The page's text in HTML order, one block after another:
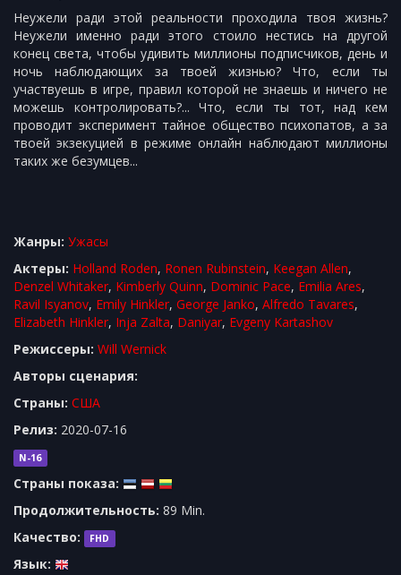
Неужели ради этой реальности проходила твоя жизнь?
Неужели именно ради этого стоило нестись на другой
конец света, чтобы удивить миллионы подписчиков, день и
ночь наблюдающих за твоей жизнью? Что, если ты
участвуешь в игре, правил которой не знаешь и ничего не
можешь контролировать?... Что, если ты тот, над кем
проводит эксперимент тайное общество психопатов, а за
твоей экзекуцией в режиме онлайн наблюдают миллионы
таких же безумцев...
Жанры: Ужасы
Актеры: Holland Roden, Ronen Rubinstein, Keegan Allen,
Denzel Whitaker, Kimberly Quinn, Dominic Pace, Emilia Ares,
Ravil Isyanov, Emily Hinkler, George Janko, Alfredo Tavares,
Elizabeth Hinkler, Inja Zalta, Daniyar, Evgeny Kartashov
Режиссеры: Will Wernick
Авторы сценария:
Cтраны: США
Релиз: 2020-07-16
N-16
Страны показа:
Продолжительность: 89 Min.
Качество:
FHD
Язык: